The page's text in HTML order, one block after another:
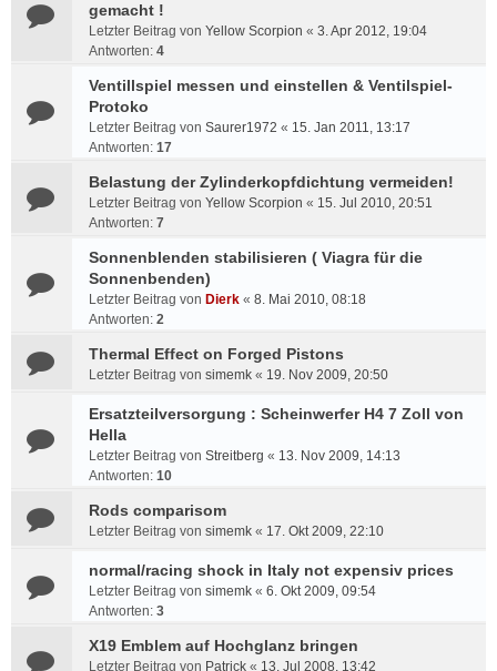
gemacht !
Letzter Beitrag von Yellow Scorpion « 3. Apr 2012, 19:04
Antworten: 4
Ventillspiel messen und einstellen & Ventilspiel-
Protoko
Letzter Beitrag von Saurer1972 « 15. Jan 2011, 13:17
Antworten: 17
Belastung der Zylinderkopfdichtung vermeiden!
Letzter Beitrag von Yellow Scorpion « 15. Jul 2010, 20:51
Antworten: 7
Sonnenblenden stabilisieren ( Viagra für die
Sonnenbenden)
Letzter Beitrag von Dierk « 8. Mai 2010, 08:18
Antworten: 2
Thermal Effect on Forged Pistons
Letzter Beitrag von simemk « 19. Nov 2009, 20:50
Ersatzteilversorgung : Scheinwerfer H4 7 Zoll von
Hella
Letzter Beitrag von Streitberg « 13. Nov 2009, 14:13
Antworten: 10
Rods comparisom
Letzter Beitrag von simemk « 17. Okt 2009, 22:10
normal/racing shock in Italy not expensiv prices
Letzter Beitrag von simemk « 6. Okt 2009, 09:54
Antworten: 3
X19 Emblem auf Hochglanz bringen
Letzter Beitrag von Patrick « 13. Jul 2008, 13:42